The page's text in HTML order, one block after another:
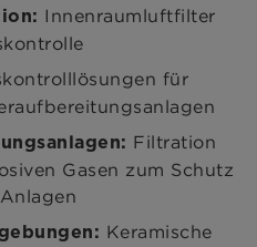
Innenraumluftfilter
für
Filtration
Gasen zum Schutz
Keramische